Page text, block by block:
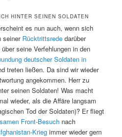
HINTER SEINEN SOLDATEN
es nun auch, wenn sich
seiner Rücktrittsrede darüber
seine Verfehlungen in den
deutscher Soldaten in
treten ließen. Da sind wir wieder
angekommen. Herr zu
seinen Soldaten! Was macht
wieder, als die Affäre langsam
Tod der Soldaten)? Er fliegt
Front-Besuch nach
Krieg immer wieder gern